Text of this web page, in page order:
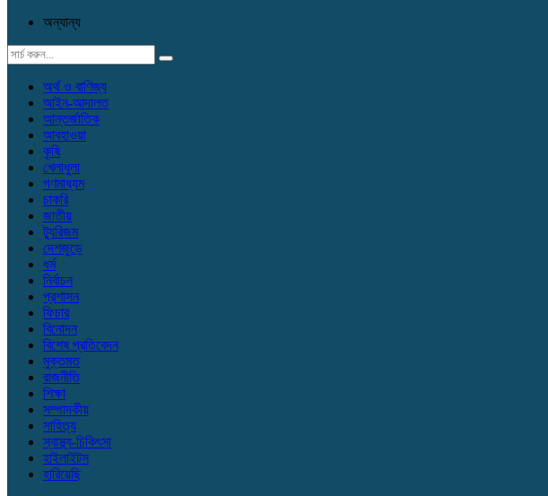
অন্যান্য
অর্থ ও বাণিজ্য
আইন-আদালত
আন্তর্জাতিক
আবহাওয়া
কৃষি
খেলাধুলা
গণমাধ্যম
চাকরি
জাতীয়
ট্যুরিজম
দেশজুড়ে
ধর্ম
নির্বাচন
প্রশাসন
ফিচার
বিনোদন
বিশেষ প্রতিবেদন
মুক্তমত
রাজনীতি
শিক্ষা
সম্পাদকীয়
সাহিত্য
স্বাস্থ্য-চিকিৎসা
হাইলাইটস
হারিয়েছি